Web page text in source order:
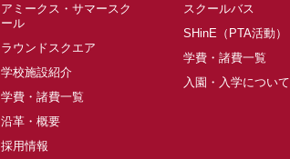
アミークス・サマースク
ール
ラウンドスクエア
学校施設紹介
学費・諸費一覧
沿革・概要
採用情報
スクールバス
SHinE（PTA活動）
学費・諸費一覧
入園・入学について